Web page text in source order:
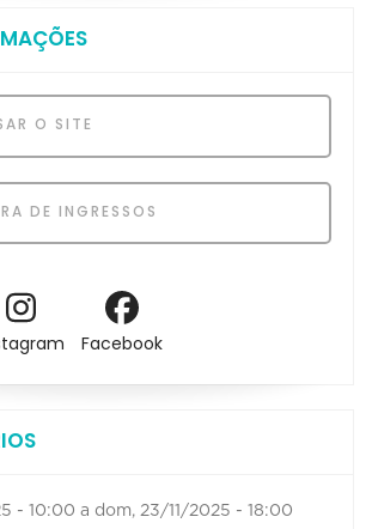
O SITE
DE INGRESSOS
Facebook
- 10:00 a dom, 23/11/2025 - 18:00